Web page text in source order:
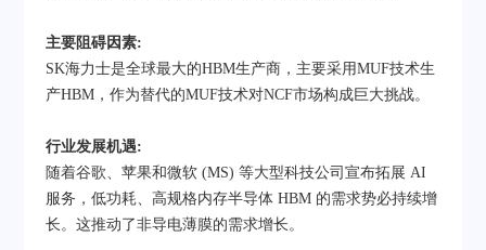
主要阻碍因素:
SK海力士是全球最大的HBM生产商，主要采用MUF技术生
产HBM，作为替代的MUF技术对NCF市场构成巨大挑战。
行业发展机遇:
随着谷歌、苹果和微软 (MS) 等大型科技公司宣布拓展 AI
服务，低功耗、高规格内存半导体 HBM 的需求势必持续增
长。这推动了非导电薄膜的需求增长。